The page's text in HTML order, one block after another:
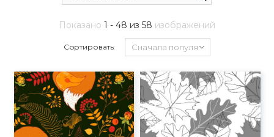
Показано 1 - 48 из 58 изображений
Сортировать: